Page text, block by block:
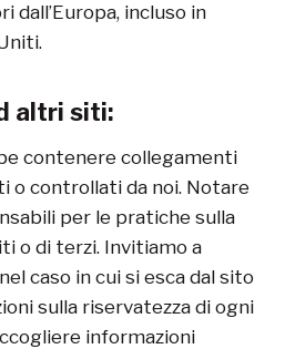
incluso in
altri siti:
contenere collegamenti
o controllati da noi. Notare
per le pratiche sulla
o di terzi. Invitiamo a
caso in cui si esca dal sito
sulla riservatezza di ogni
informazioni